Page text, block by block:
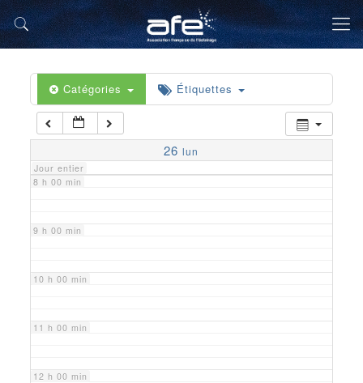
Catégories Étiquettes
26 lun
Jour entier
5 h 00 min
6 h 00 min
7 h 00 min
8 h 00 min
9 h 00 min
10 h 00 min
11 h 00 min
12 h 00 min